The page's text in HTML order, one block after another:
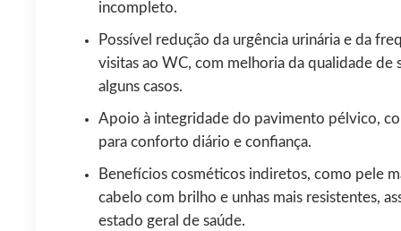
incompleto.
Possível redução da urgência urinária e da
visitas ao WC, com melhoria da qualidade de
alguns casos.
Apoio à integridade do pavimento pélvico,
para conforto diário e confiança.
Benefícios cosméticos indiretos, como pele
cabelo com brilho e unhas mais resistentes,
estado geral de saúde.